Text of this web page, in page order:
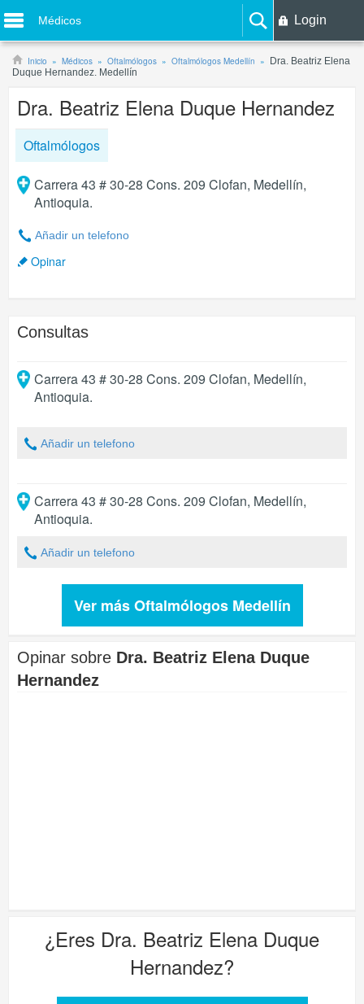
Médicos Login
Inicio Médicos Oftalmólogos Oftalmólogos Medellín
Dra. Beatriz Elena
Duque Hernandez. Medellín
Dra. Beatriz Elena Duque Hernandez
Oftalmólogos
Carrera 43 # 30-28 Cons. 209 Clofan, Medellín,
Antioquia.
Añadir un telefono
Opinar
Consultas
Carrera 43 # 30-28 Cons. 209 Clofan, Medellín,
Antioquia.
Añadir un telefono
Carrera 43 # 30-28 Cons. 209 Clofan, Medellín,
Antioquia.
Añadir un telefono
Ver más Oftalmólogos Medellín
Opinar sobre Dra. Beatriz Elena Duque
Hernandez
¿Eres Dra. Beatriz Elena Duque
Hernandez?